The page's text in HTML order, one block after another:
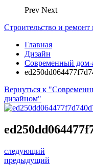
Prev Next
Строительство и
Главная
Дизайн
Современный дом-
Вернуться к
дизайном"
следующий
предыдущий